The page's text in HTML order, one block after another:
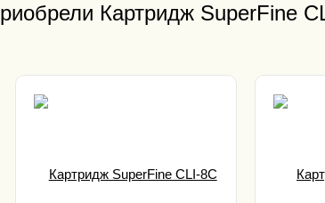
Картридж SuperFine